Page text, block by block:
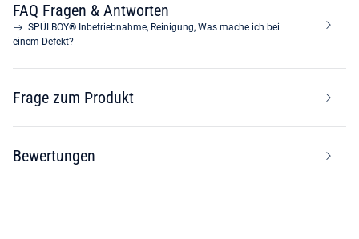
FAQ Fragen & Antworten
SPÜLBOY® Inbetriebnahme, Reinigung, Was mache ich bei
einem Defekt?
Frage zum Produkt
Bewertungen